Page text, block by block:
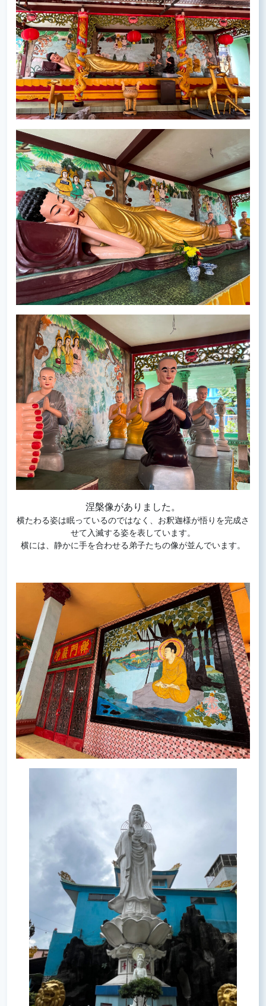
涅槃像がありました。
横たわる姿は眠っているのではなく、お釈迦様が悟りを完成さ
せて入滅する姿を表しています。
横には、静かに手を合わせる弟子たちの像が並んでいます。